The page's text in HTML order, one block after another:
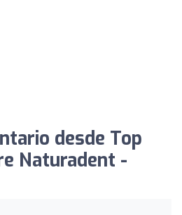
desde Top
Naturadent -